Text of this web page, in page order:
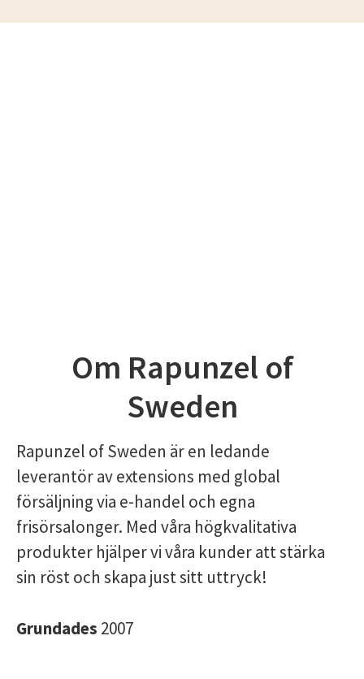
Om Rapunzel of
Sweden
Rapunzel of Sweden är en ledande
leverantör av extensions med global
försäljning via e-handel och egna
frisörsalonger. Med våra högkvalitativa
produkter hjälper vi våra kunder att stärka
sin röst och skapa just sitt uttryck!
Grundades 2007